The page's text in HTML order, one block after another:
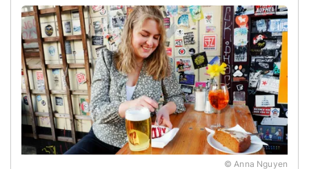
© Anna Nguyen